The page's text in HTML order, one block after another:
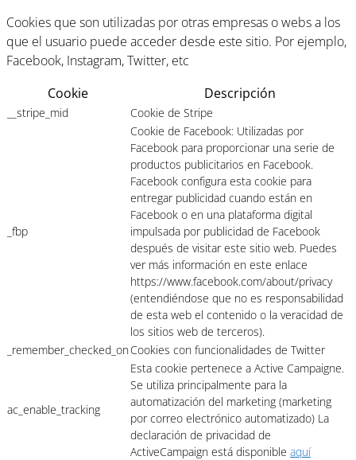
Cookies que son utilizadas por otras empresas o webs a los
que el usuario puede acceder desde este sitio. Por ejemplo,
Facebook, Instagram, Twitter, etc
Cookie
Descripción
__stripe_mid Cookie de Stripe
_fbp
Cookie de Facebook: Utilizadas por
Facebook para proporcionar una serie de
productos publicitarios en Facebook.
Facebook configura esta cookie para
entregar publicidad cuando están en
Facebook o en una plataforma digital
impulsada por publicidad de Facebook
después de visitar este sitio web. Puedes
ver más información en este enlace
https://www.facebook.com/about/privacy
(entendiéndose que no es responsabilidad
de esta web el contenido o la veracidad de
los sitios web de terceros).
_remember_checked_onCookies con funcionalidades de Twitter
ac_enable_tracking
Esta cookie pertenece a Active Campaigne.
Se utiliza principalmente para la
automatización del marketing (marketing
por correo electrónico automatizado) La
declaración de privacidad de
ActiveCampaign está disponible aquí